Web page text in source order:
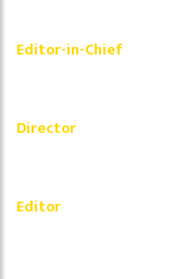
Editor-in-Chief
Director
Editor